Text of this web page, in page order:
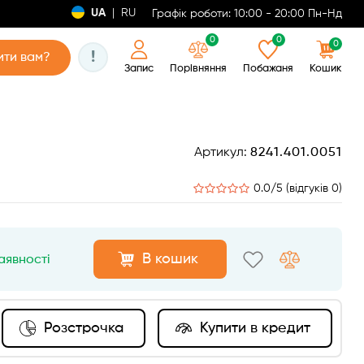
UA RU Графік роботи: 10:00 - 20:00 Пн-Нд
вам? !
Запис
0
Порівняння
0
Побажаня
0
Кошик
Артикул:8241.401.0051
0.0/5 (відгуків 0)
В кошик
Розстрочка Купити в кредит